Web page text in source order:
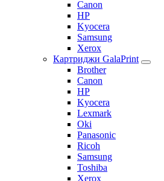
Canon
HP
Kyocera
Samsung
Xerox
Картриджи GalaPrint
Brother
Canon
HP
Kyocera
Lexmark
Oki
Panasonic
Ricoh
Samsung
Toshiba
Xerox